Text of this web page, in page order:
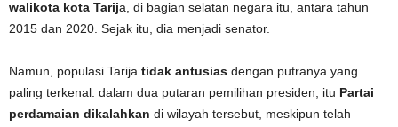
walikota kota Tarija, di bagian selatan negara itu, antara tahun
2015 dan 2020. Sejak itu, dia menjadi senator.
Namun, populasi Tarija tidak antusias dengan putranya yang
paling terkenal: dalam dua putaran pemilihan presiden, itu Partai
perdamaian dikalahkan di wilayah tersebut, meskipun telah